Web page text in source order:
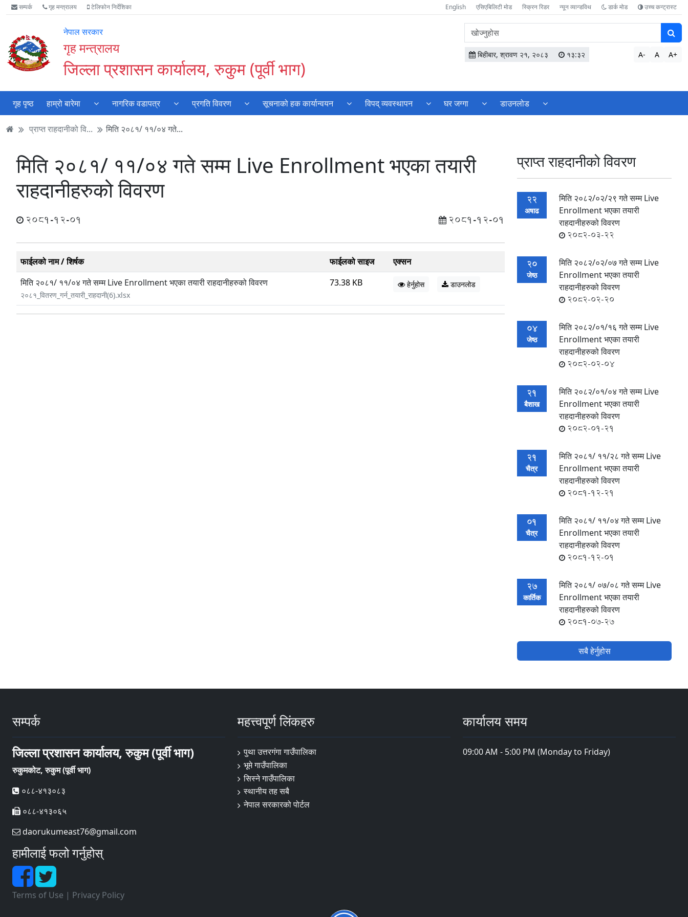
Accessibility
Mode
गर्नुहोस्
मुख्य
सामाग्री
मुख्य
नेभिगेसन
वेबसाइट
खोजमा
सम्पर्क गृह मन्त्रालय टेलिफोन निर्देशिका English एसिएबिलिटी मोड स्क्रिन रिडर न्यून व्यान्डविथ डार्क मोड उच्च कन्ट्रास्ट
नेपाल सरकार
गृह मन्त्रालय
जिल्ला प्रशासन कार्यालय, रुकुम (पूर्वी भाग)
वेबसाइटमा
सामग्री
खोज्नुहोस
बिहीबार, श्रावण २१, २०८३ १३:३२ A- A A+
गृह पृष्ठ हाम्रो बारेमा नागरिक वडापत्र प्रगति विवरण सूचनाको हक कार्यान्वयन विपद् व्यवस्थापन घर जग्गा डाउनलोड
प्राप्त राहदानीको वि... मिति २०८१/ ११/०४ गते...
मिति २०८१/ ११/०४ गते सम्म Live Enrollment भएका तयारी
राहदानीहरुको विवरण
2081-12-01 2081-12-01
फाईलको नाम / शिर्षक फाईलको साइज
एक्सन
मिति २०८१/ ११/०४ गते सम्म Live Enrollment भएका तयारी राहदानीहरुको विवरण
२०८१_वितरण_गर्न_तयारी_राहदानी(6).xlsx
73.38 KB हेर्नुहोस डाउनलोड
प्राप्त राहदानीको विवरण
22
अषाढ
मिति २०८२/०२/२९ गते सम्म Live
Enrollment भएका तयारी
राहदानीहरुको विवरण
2082-03-22
20
जेष्ठ
मिति २०८२/०२/०७ गते सम्म Live
Enrollment भएका तयारी
राहदानीहरुको विवरण
2082-02-20
04
जेष्ठ
मिति २०८२/०१/१६ गते सम्म Live
Enrollment भएका तयारी
राहदानीहरुको विवरण
2082-02-04
21
बैशाख
मिति २०८२/०१/०४ गते सम्म Live
Enrollment भएका तयारी
राहदानीहरुको विवरण
2082-01-21
21
चैत्र
मिति २०८१/ ११/२८ गते सम्म Live
Enrollment भएका तयारी
राहदानीहरुको विवरण
2081-12-21
01
चैत्र
मिति २०८१/ ११/०४ गते सम्म Live
Enrollment भएका तयारी
राहदानीहरुको विवरण
2081-12-01
27
कार्तिक
मिति २०८१/ ०७/०८ गते सम्म Live
Enrollment भएका तयारी
राहदानीहरुको विवरण
2081-07-27
सबै हेर्नुहोस
सम्पर्क
जिल्ला प्रशासन कार्यालय, रुकुम (पूर्वी भाग)
रुकुमकोट, रुकुम (पूर्वी भाग)
०८८-४१३०८३
०८८-४१३०६५
daorukumeast76@gmail.com
हामीलाई फलो गर्नुहोस्
Terms of Use | Privacy Policy
महत्त्वपूर्ण लिंकहरु
पुथा उत्तरगंगा गाउँपालिका
भूमे गाउँपालिका
सिस्ने गाउँपालिका
स्थानीय तह सबै
नेपाल सरकारको पोर्टल
कार्यालय समय
09:00 AM - 5:00 PM (Monday to Friday)